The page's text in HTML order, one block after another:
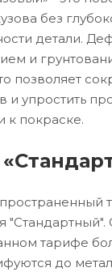
без
детали.
и
позволяет
и упростить
к покраске.
тарифе
до